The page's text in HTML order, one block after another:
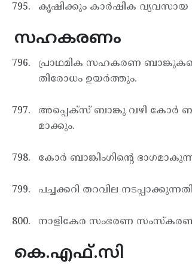
കൃഷിക്കും കാര്‍ഷിക വ്യവസായ
സഹകരണം
പ്രാഥമിക സഹകരണ ബാങ്കുകളെ
തിരോധം ഉയര്‍ത്തും.
അപ്പെക്സ് ബാങ്കു വഴി കോര്‍
മാക്കും.
കോര്‍ ബാങ്കിംഗിന്റെ
പച്ചക്കറി തറവില
നാളികേര സംഭരണ
കെ.എഫ്.സി